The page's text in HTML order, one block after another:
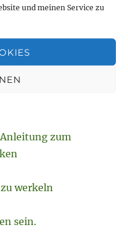
und meinen Service zu
zum
werkeln
sein.